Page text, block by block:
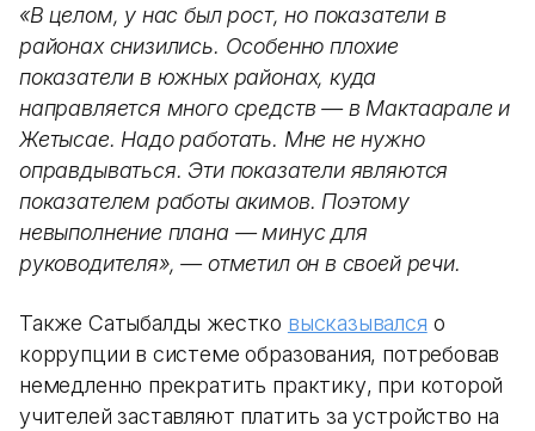
«В целом, у нас был рост, но показатели в
районах снизились. Особенно плохие
показатели в южных районах, куда
направляется много средств — в Мактаарале и
Жетысае. Надо работать. Мне не нужно
оправдываться. Эти показатели являются
показателем работы акимов. Поэтому
невыполнение плана — минус для
руководителя», — отметил он в своей речи.
Также Сатыбалды жестко высказывался о
коррупции в системе образования, потребовав
немедленно прекратить практику, при которой
учителей заставляют платить за устройство на